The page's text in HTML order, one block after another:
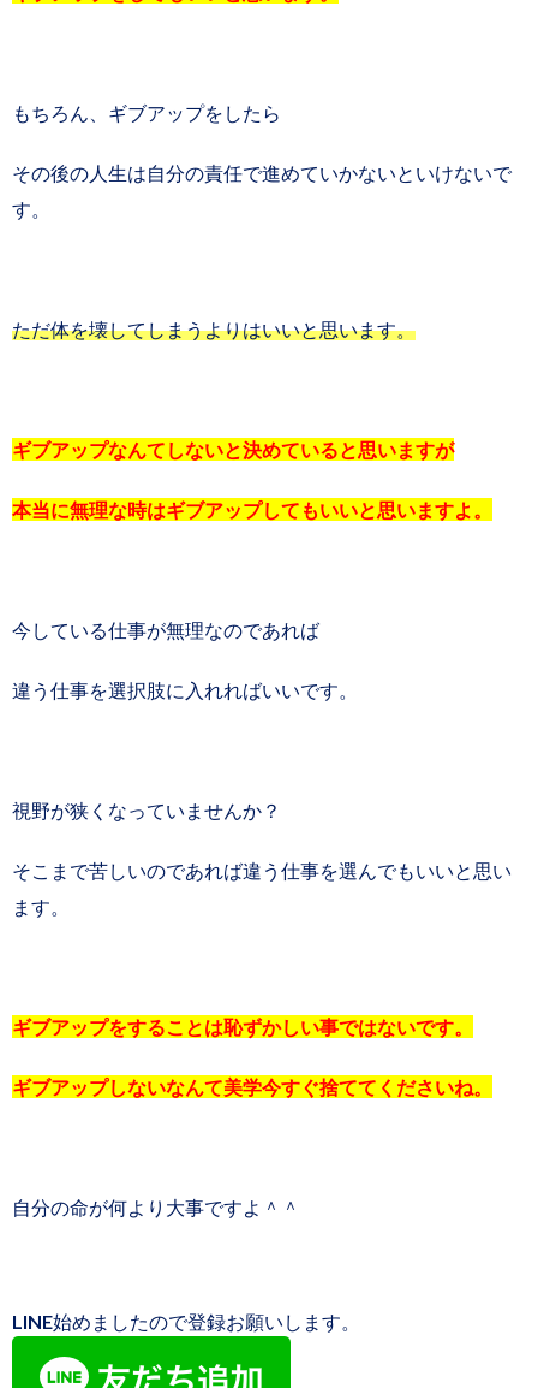
もちろん、ギブアップをしたら
その後の人生は自分の責任で進めていかないといけないで
す。
ただ体を壊してしまうよりはいいと思います。
ギブアップなんてしないと決めていると思いますが
本当に無理な時はギブアップしてもいいと思いますよ。
今している仕事が無理なのであれば
違う仕事を選択肢に入れればいいです。
視野が狭くなっていませんか？
そこまで苦しいのであれば違う仕事を選んでもいいと思い
ます。
ギブアップをすることは恥ずかしい事ではないです。
ギブアップしないなんて美学今すぐ捨ててくださいね。
自分の命が何より大事ですよ＾＾
LINE始めましたので登録お願いします。